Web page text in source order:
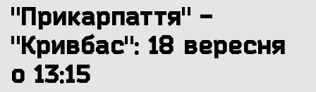
"Прикарпаття" -
"Кривбас": 18 вересня
о 13:15